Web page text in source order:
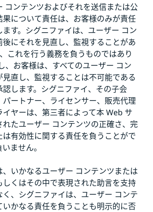
コンテンツおよびそれを送信または公
について責任は、お客様のみが責任
す。シグニファイは、ユーザー コン
後にそれを見直し、監視することがあ
これを行う義務を負うものではあり
、お客様は、すべてのユーザー コン
直し、監視することは不可能である
認します。シグニファイ、その子会
ートナー、ライセンサー、販売代理
ヤーは、第三者によって本 Web サ
れたユーザー コンテンツの正確さ、完
有効性に関する責任を負うことがで
ません。
、いかなるユーザー コンテンツまたは
しくはその中で表現された助言を支持
く、シグニファイは、ユーザー コンテ
いかなる責任を負うことも明示的に否